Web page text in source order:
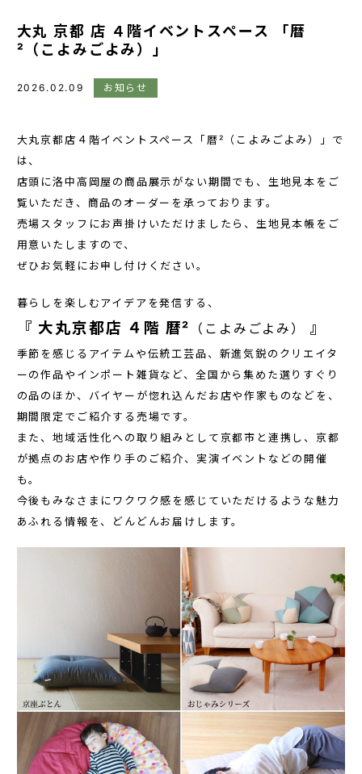
大丸 京都 店 ４階イベントスペース 「暦
²（こよみごよみ）」
2026.02.09 お知らせ
大丸京都店４階イベントスペース「暦²（こよみごよみ）」で
は、
店頭に洛中高岡屋の商品展示がない期間でも、生地見本をご
覧いただき、商品のオーダーを承っております。
売場スタッフにお声掛けいただけましたら、生地見本帳をご
用意いたしますので、
ぜひお気軽にお申し付けください。
暮らしを楽しむアイデアを発信する、
『 大丸京都店 ４階 暦² （こよみごよみ） 』
季節を感じるアイテムや伝統工芸品、新進気鋭のクリエイタ
ーの作品やインポート雑貨など、全国から集めた選りすぐり
の品のほか、バイヤーが惚れ込んだお店や作家ものなどを、
期間限定でご紹介する売場です。
また、地域活性化への取り組みとして京都市と連携し、京都
が拠点のお店や作り手のご紹介、実演イベントなどの開催
も。
今後もみなさまにワクワク感を感じていただけるような魅力
あふれる情報を、どんどんお届けします。